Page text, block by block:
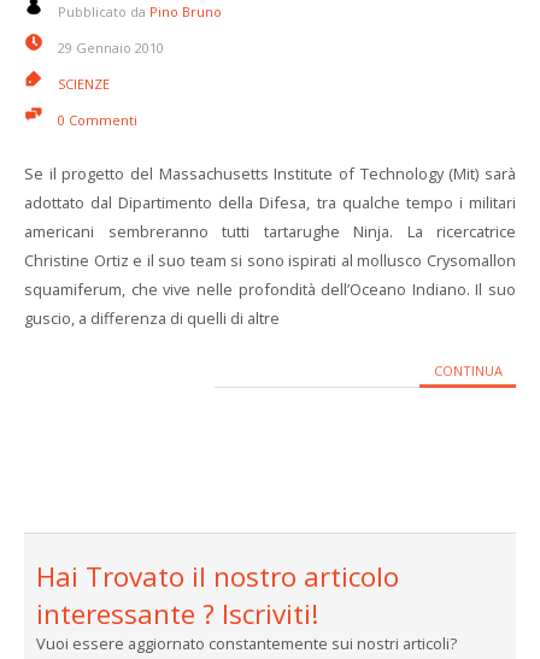
Pubblicato da Pino Bruno
29 Gennaio 2010
SCIENZE
0 Commenti
Se il progetto del Massachusetts Institute of Technology (Mit) sarà
adottato dal Dipartimento della Difesa, tra qualche tempo i militari
americani sembreranno tutti tartarughe Ninja. La ricercatrice
Christine Ortiz e il suo team si sono ispirati al mollusco Crysomallon
squamiferum, che vive nelle profondità dell’Oceano Indiano. Il suo
guscio, a differenza di quelli di altre
CONTINUA
Hai Trovato il nostro articolo
interessante ? Iscriviti!
Vuoi essere aggiornato constantemente sui nostri articoli?